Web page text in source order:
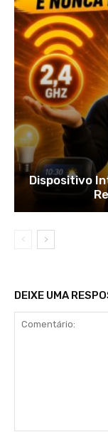
Dispositivo
DEIXE UMA